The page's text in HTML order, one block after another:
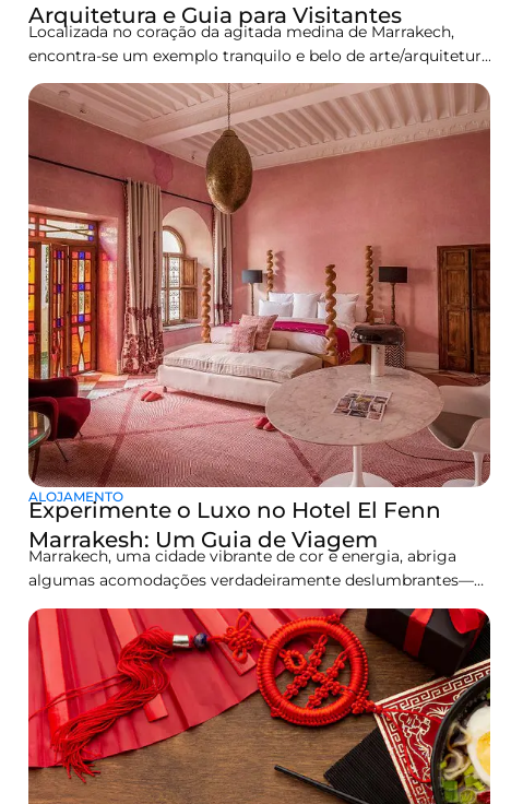
Arquitetura e Guia para Visitantes
Localizada no coração da agitada medina de Marrakech,
encontra-se um exemplo tranquilo e belo de arte/arquitetura
islâmica – a Madrasa Ben Youssef.Uma antiga faculdade
islâmica, agora um belo sítio histórico, a Madrasa Ben
Youssef é um dos muitos maravilhosos locais em Marrocos
que lembram os visitantes do legado cultural e
ALOJAMENTO
Experimente o Luxo no Hotel El Fenn
Marrakesh: Um Guia de Viagem
Marrakech, uma cidade vibrante de cor e energia, abriga
algumas acomodações verdadeiramente deslumbrantes—
sendo uma das mais encantadoras o Hotel El Fenn
Marrakech. Não é apenas um hotel—ao entrar, você se verá
imerso em um mundo de arte, cor e tranquilidade. Se
alguém está planejando uma visita a Marrakech buscando
algo